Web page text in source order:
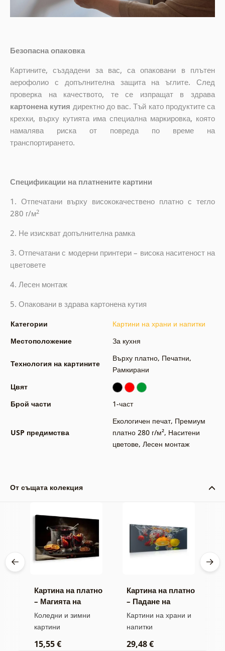
Безопасна опаковка
Картините, създадени за вас, са опаковани в плътен
аерофолио с допълнителна защита на ъглите. След
проверка на качеството, те се изпращат в здрава
картонена кутия директно до вас. Тъй като продуктите са
крехки, върху кутията има специална маркировка, която
намалява риска от повреда по време на
транспортирането.
Спецификации на платнените картини
1. Отпечатани върху висококачествено платно с тегло
280 г/м2
2. Не изискват допълнителна рамка
3. Отпечатани с модерни принтери – висока наситеност на
цветовете
4. Лесен монтаж
5. Опаковани в здрава картонена кутия
Категории
Картини на храни и напитки
Местоположение
За кухня
Технология на картините
Върху платно, Печатни,
Рамкирани
Цвят
Брой части
1-част
USP предимства
Екологичен печат, Премиум
платно 280 г/м², Наситени
цветове, Лесен монтаж
От същата колекция
Картина на платно
– Магията на
коледните
вкусове
Коледни и зимни
картини
15,55 €
Картина на платно
– Падане на
плодове във
вода
Картини на храни и
напитки
29,48 €